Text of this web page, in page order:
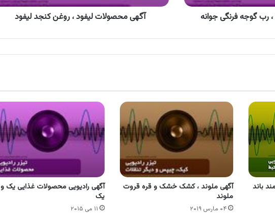
رب گوجه فرنگی جوانه آگهی محصولات لیفود ، روغن کنجد لیفود
باند
آگهی ملوند ، کشک خشک و قره قروت
ملوند
۰۴ مارس ۲۰۱۹
آگهی رادیویی محصولات غذایی یک و
یک
۱۱ می ۲۰۱۵